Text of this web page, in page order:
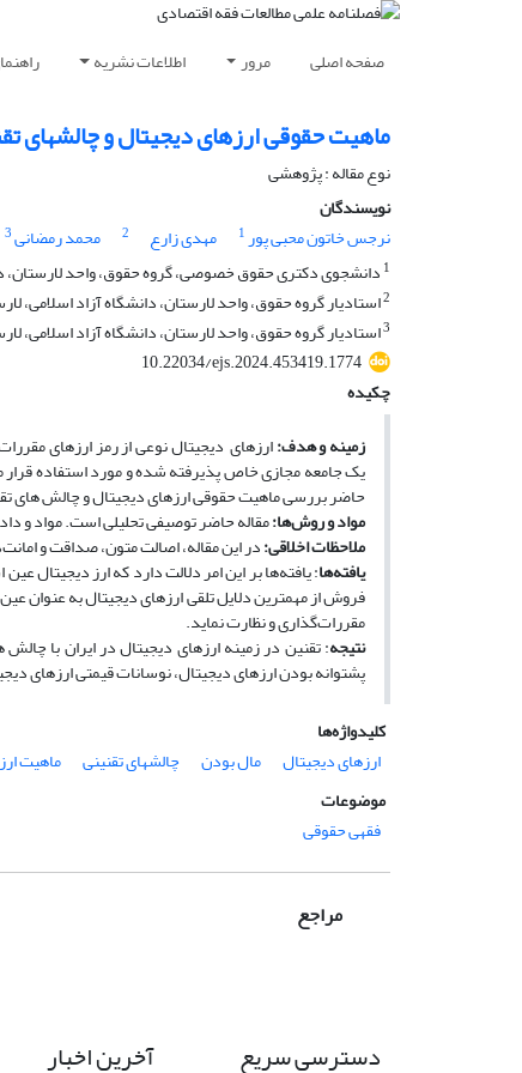
صفحه اصلی مرور اطلاعات نشریه
ماهیت حقوقی ارزهای دیجیتال و چالشهای
نوع مقاله : پژوهشی
نویسندگان
نرجس خاتون محبی پور1 مهدی زارع 2 محمد رمضانی3
1 دانشجوی دکتری حقوق خصوصی، گروه حقوق، واحد لارستان،
2استادیار گروه حقوق، واحد لارستان، دانشگاه آزاد اسلامی،
3استادیار گروه حقوق، واحد لارستان، دانشگاه آزاد اسلامی،
10.22034/ejs.2024.453419.1774
چکیده
زمینه و هدف:ارزهای دیجیتال نوعی از رمز ارزهای
یک جامعه مجازی خاص پذیرفته ‌شده و مورد استفاده
حاضر بررسی ماهیت حقوقی ارزهای دیجیتال و چالش های
مواد و روش‌ها:مقاله حاضر توصیفی تحلیلی است. مواد و
ملاحظات اخلاقی:در این مقاله، اصالت متون، صداقت و
یافته‌ها: یافته‌ها بر این امر دلالت دارد که ارز دیجیتال
فروش از مهمترین دلایل تلقی ارزهای دیجیتال به عنوان
مقررات‌گذاری و نظارت نماید.
نتیجه: تقنین در زمینه ارزهای دیجیتال در ایران با
پشتوانه بودن ارزهای دیجیتال، نوسانات قیمتی ارزهای
کلیدواژه‌ها
ارزهای دیجیتال
مال بودن چالشهای تقنینی ماهیت
موضوعات
فقهی حقوقی
مراجع
دسترسی سریع آخرین اخبار